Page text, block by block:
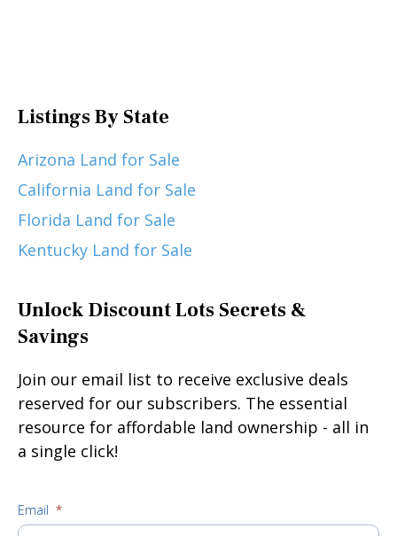
Listings By State
Arizona Land for Sale
California Land for Sale
Florida Land for Sale
Kentucky Land for Sale
Unlock Discount Lots Secrets &
Savings
Join our email list to receive exclusive deals
reserved for our subscribers. The essential
resource for affordable land ownership - all in
a single click!
Email *